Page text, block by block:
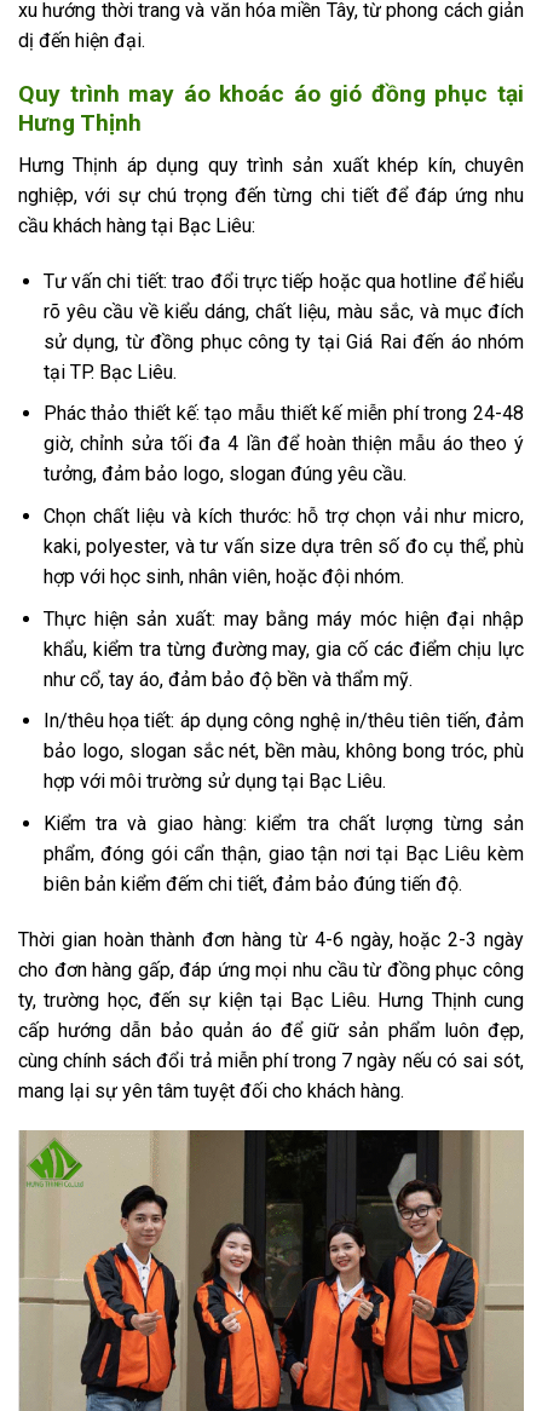
xu hướng thời trang và văn hóa miền Tây, từ phong cách giản
dị đến hiện đại.
Quy trình may áo khoác áo gió đồng phục tại
Hưng Thịnh
Hưng Thịnh áp dụng quy trình sản xuất khép kín, chuyên
nghiệp, với sự chú trọng đến từng chi tiết để đáp ứng nhu
cầu khách hàng tại Bạc Liêu:
Tư vấn chi tiết: trao đổi trực tiếp hoặc qua hotline để hiểu
rõ yêu cầu về kiểu dáng, chất liệu, màu sắc, và mục đích
sử dụng, từ đồng phục công ty tại Giá Rai đến áo nhóm
tại TP. Bạc Liêu.
Phác thảo thiết kế: tạo mẫu thiết kế miễn phí trong 24-48
giờ, chỉnh sửa tối đa 4 lần để hoàn thiện mẫu áo theo ý
tưởng, đảm bảo logo, slogan đúng yêu cầu.
Chọn chất liệu và kích thước: hỗ trợ chọn vải như micro,
kaki, polyester, và tư vấn size dựa trên số đo cụ thể, phù
hợp với học sinh, nhân viên, hoặc đội nhóm.
Thực hiện sản xuất: may bằng máy móc hiện đại nhập
khẩu, kiểm tra từng đường may, gia cố các điểm chịu lực
như cổ, tay áo, đảm bảo độ bền và thẩm mỹ.
In/thêu họa tiết: áp dụng công nghệ in/thêu tiên tiến, đảm
bảo logo, slogan sắc nét, bền màu, không bong tróc, phù
hợp với môi trường sử dụng tại Bạc Liêu.
Kiểm tra và giao hàng: kiểm tra chất lượng từng sản
phẩm, đóng gói cẩn thận, giao tận nơi tại Bạc Liêu kèm
biên bản kiểm đếm chi tiết, đảm bảo đúng tiến độ.
Thời gian hoàn thành đơn hàng từ 4-6 ngày, hoặc 2-3 ngày
cho đơn hàng gấp, đáp ứng mọi nhu cầu từ đồng phục công
ty, trường học, đến sự kiện tại Bạc Liêu. Hưng Thịnh cung
cấp hướng dẫn bảo quản áo để giữ sản phẩm luôn đẹp,
cùng chính sách đổi trả miễn phí trong 7 ngày nếu có sai sót,
mang lại sự yên tâm tuyệt đối cho khách hàng.